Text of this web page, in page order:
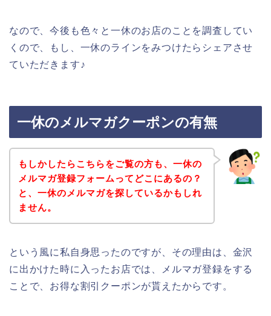
なので、今後も色々と一休のお店のことを調査してい
くので、もし、一休のラインをみつけたらシェアさせ
ていただきます♪
一休のメルマガクーポンの有無
もしかしたらこちらをご覧の方も、一休の
メルマガ登録フォームってどこにあるの？
と、一休のメルマガを探しているかもしれ
ません。
という風に私自身思ったのですが、その理由は、金沢
に出かけた時に入ったお店では、メルマガ登録をする
ことで、お得な割引クーポンが貰えたからです。